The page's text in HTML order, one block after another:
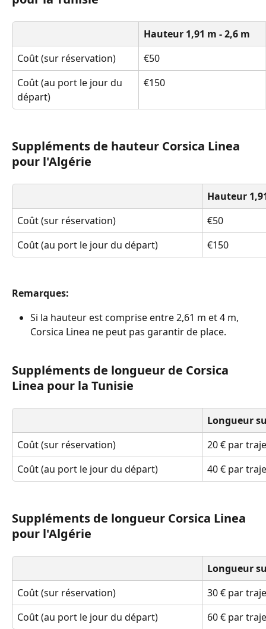
Hauteur 1,91 m - 2,6 m
Coût (sur réservation)
€50
Coût (au port le jour du
départ)
€150
Suppléments de hauteur Corsica Linea
pour l'Algérie
Hauteur
Coût (sur réservation)
€50
Coût (au port le jour du départ)
€150
Remarques:
Si la hauteur est comprise entre 2,61 m et 4 m,
Corsica Linea ne peut pas garantir de place.
Suppléments de longueur de Corsica
Linea pour la Tunisie
Longueur
Coût (sur réservation)
20 € par
Coût (au port le jour du départ)
40 € par
Suppléments de longueur Corsica Linea
pour l'Algérie
Longueur
Coût (sur réservation)
30 € par
Coût (au port le jour du départ)
60 € par